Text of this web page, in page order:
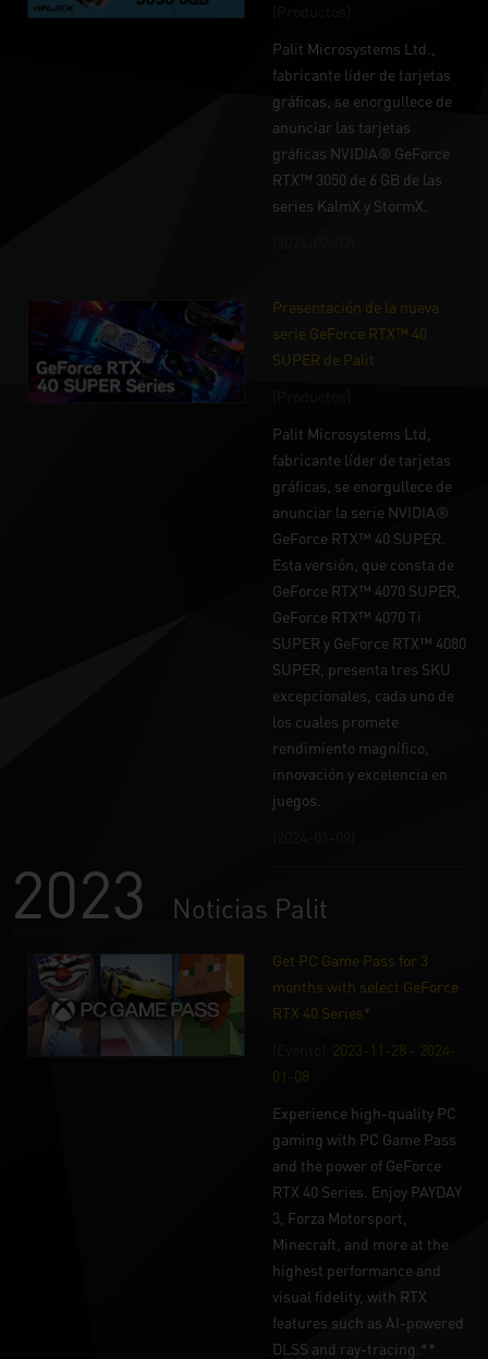
Palit Microsystems Ltd.,
fabricante líder de tarjetas
gráficas, se enorgullece de
anunciar las tarjetas
gráficas NVIDIA® GeForce
RTX™ 3050 de 6 GB de las
series KalmX y StormX.
Presentación de la nueva
serie GeForce RTX™ 40
SUPER de Palit
Palit Microsystems Ltd,
fabricante líder de tarjetas
gráficas, se enorgullece de
anunciar la serie NVIDIA®
GeForce RTX™ 40 SUPER.
Esta versión, que consta de
GeForce RTX™ 4070 SUPER,
GeForce RTX™ 4070 Ti
SUPER y GeForce RTX™ 4080
SUPER, presenta tres SKU
excepcionales, cada uno de
los cuales promete
rendimiento magnífico,
innovación y excelencia en
juegos.
2023 Noticias Palit
Get PC Game Pass for 3
months with select GeForce
RTX 40 Series*
2023-11-28 - 2024-
01-08
Experience high-quality PC
gaming with PC Game Pass
and the power of GeForce
RTX 40 Series. Enjoy PAYDAY
3, Forza Motorsport,
Minecraft, and more at the
highest performance and
visual fidelity, with RTX
features such as AI-powered
DLSS and ray-tracing.**